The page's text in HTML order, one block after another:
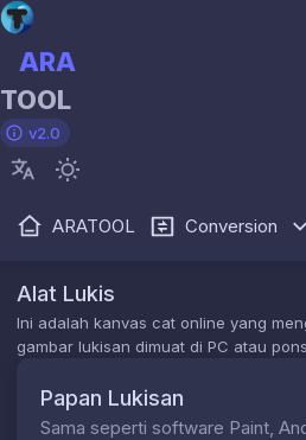
ARA
TOOL
v2.0
ARATOOL Conversion
Alat Lukis
Ini adalah kanvas cat online yang
gambar lukisan dimuat di PC atau
Papan Lukisan
Sama seperti software Paint,